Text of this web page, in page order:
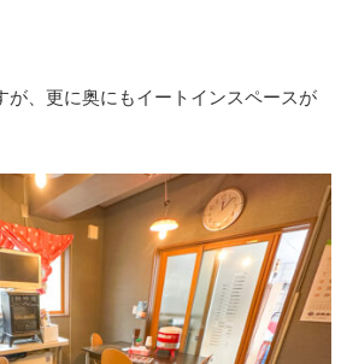
が、更に奥にもイートインスペースが